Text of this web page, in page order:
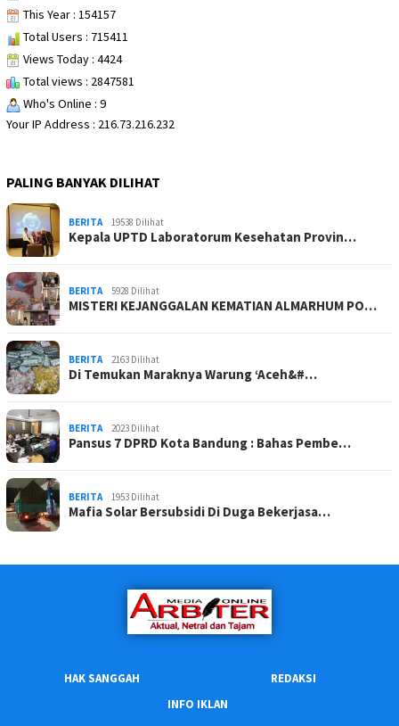
This Year : 154157
Total Users : 715411
Views Today : 4424
Total views : 2847581
Who's Online : 9
Your IP Address : 216.73.216.232
PALING BANYAK DILIHAT
BERITA 19538 Dilihat
Kepala UPTD Laboratorum Kesehatan Provin…
BERITA 5928 Dilihat
MISTERI KEJANGGALAN KEMATIAN ALMARHUM PO…
BERITA 2163 Dilihat
Di Temukan Maraknya Warung ‘Aceh&#…
BERITA 2023 Dilihat
Pansus 7 DPRD Kota Bandung : Bahas Pembe…
BERITA 1953 Dilihat
Mafia Solar Bersubsidi Di Duga Bekerjasa…
HAK SANGGAH
REDAKSI
INFO IKLAN